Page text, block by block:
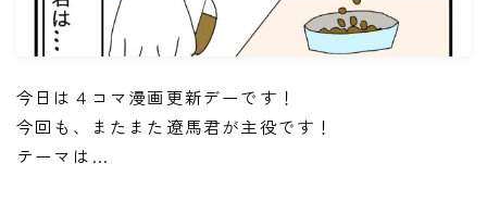
ドッグホテル
犬とゴミ拾い活動
今日は４コマ漫画更新デーです！
今回も、またまた遼馬君が主役です！
テーマは…